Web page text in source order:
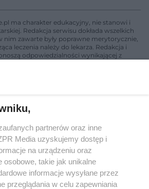
ma charakter edukacyjny, nie stanowi i
Redakcja serwisu dokłada wszelkich
nim zawarte były poprawne merytorycznie,
leczenia należy do lekarza. Redakcja i
odpowiedzialności wynikającej z
rozumieniu art. 3 ust 1 ustawy o
rozpowszechniany w jakikolwiek sposób
lub mechaniczny) na jakimkolwiek polu
formie, włącznie z umieszczaniem w
właściciela praw. Jakiekolwiek użycie
w całości lub w części z naruszeniem
zgody, jest zabronione pod groźbą kary i
partnerów oraz inne
Media uzyskujemy dostęp i
na urządzeniu oraz
osobowe, takie jak unikalne
informacje wysyłane przez
przeglądania w celu zapewniania